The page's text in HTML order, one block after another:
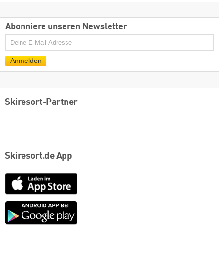
Abonniere unseren Newsletter
E-
Anmelden
Skiresort-Partner
Skiresort.de App
App
Store
Google